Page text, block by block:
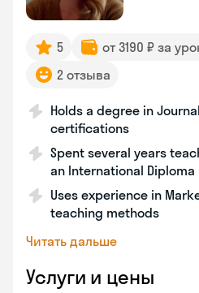
5 от 3190 ₽ за
2 отзыва
Holds a degree in
certifications
Spent several years
an International Diploma
Uses experience in
teaching methods
Читать дальше
Услуги и цены